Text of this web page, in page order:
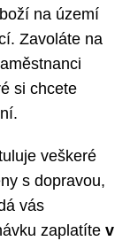
na území
Zavoláte na
si chcete
veškeré
s dopravou,
vás
zaplatíte v